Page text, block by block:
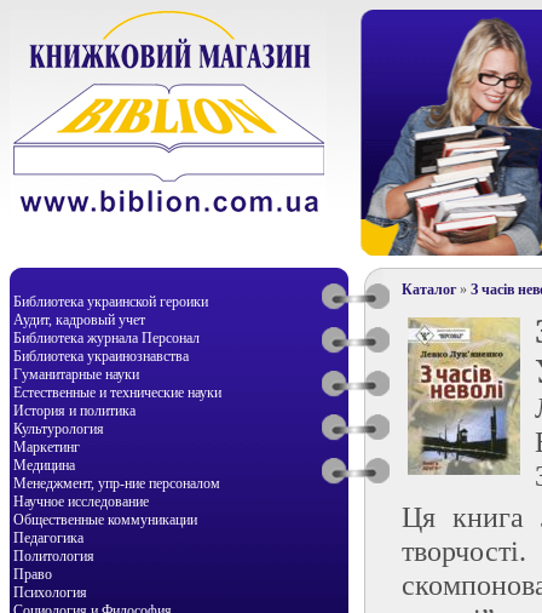
Библиотека украинской героики
Аудит, кадровый учет
Библиотека журнала Персонал
Библиотека украинознавства
Гуманитарные науки
Естественные и технические науки
История и политика
Культурология
Маркетинг
Медицина
Менеджмент, упр-ние персоналом
Научное исследование
Общественные коммуникации
Педагогика
Политология
Право
Психология
Каталог» З часів
Ця книга